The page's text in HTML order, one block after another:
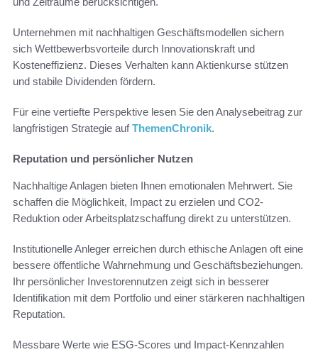
Unternehmen mit nachhaltigen Geschäftsmodellen sichern
sich Wettbewerbsvorteile durch Innovationskraft und
Kosteneffizienz. Dieses Verhalten kann Aktienkurse stützen
und stabile Dividenden fördern.
Für eine vertiefte Perspektive lesen Sie den Analysebeitrag zur
langfristigen Strategie aufThemenChronik.
Reputation und persönlicher Nutzen
Nachhaltige Anlagen bieten Ihnen emotionalen Mehrwert. Sie
schaffen die Möglichkeit, Impact zu erzielen und CO2-
Reduktion oder Arbeitsplatzschaffung direkt zu unterstützen.
Institutionelle Anleger erreichen durch ethische Anlagen oft eine
bessere öffentliche Wahrnehmung und Geschäftsbeziehungen.
Ihr persönlicher Investorennutzen zeigt sich in besserer
Identifikation mit dem Portfolio und einer stärkeren nachhaltigen
Reputation.
Messbare Werte wie ESG-Scores und Impact-Kennzahlen